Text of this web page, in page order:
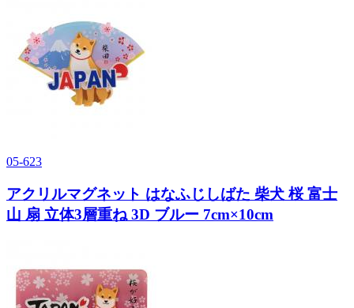
05-623
アクリルマグネット はなふじしばた 柴犬 桜 富士
山 扇 立体3層重ね 3D ブルー 7cm×10cm